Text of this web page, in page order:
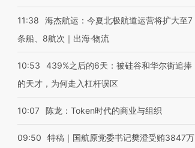
11:38
海杰航运：今夏北极航道运营将扩大至7
条船、8航次｜出海·物流
10:53
439%之后的6天：被硅谷和华尔街追捧
的天才，为何走入杠杆误区
10:07 陈龙：Token时代的商业与组织
09:50
特稿｜国航原党委书记樊澄受贿3847万